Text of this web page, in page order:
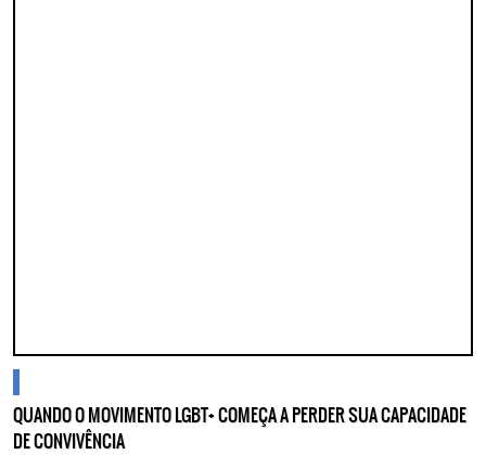
QUANDO O MOVIMENTO LGBT+ COMEÇA A PERDER SUA CAPACIDADE
DE CONVIVÊNCIA